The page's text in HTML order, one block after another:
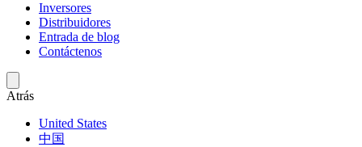
Inversores
Distribuidores
Entrada de blog
Contáctenos
Atrás
United States
中国